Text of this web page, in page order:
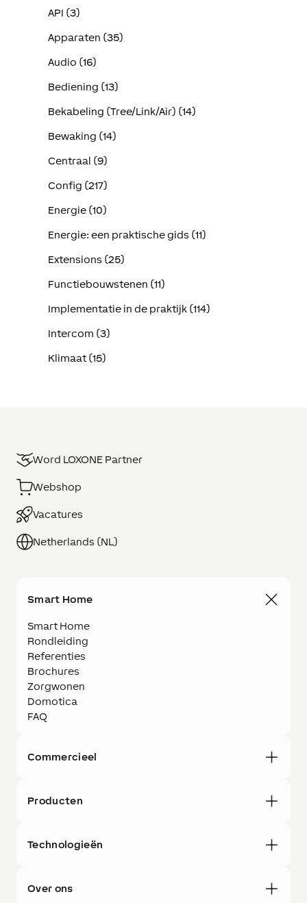
API (3)
Apparaten (35)
Audio (16)
Bediening (13)
Bekabeling (Tree/Link/Air) (14)
Bewaking (14)
Centraal (9)
Config (217)
Energie (10)
Energie: een praktische gids (11)
Extensions (25)
Functiebouwstenen (11)
Implementatie in de praktijk (114)
Intercom (3)
Klimaat (15)
Word LOXONE Partner
Webshop
Vacatures
Netherlands (NL)
Smart Home
Smart Home
Rondleiding
Referenties
Brochures
Zorgwonen
Domotica
FAQ
Commercieel
Producten
Technologieën
Over ons